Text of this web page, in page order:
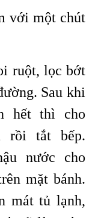
với một chút
ruột, lọc bớt
Sau khi
hết thì cho
rồi tắt bếp.
nước cho
mặt bánh.
mát tủ lạnh,